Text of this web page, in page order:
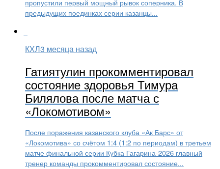
пропустили первый мощный рывок соперника. В
предыдущих поединках серии казанцы...
КХЛ3 месяца назад
Гатиятулин прокомментировал
состояние здоровья Тимура
Билялова после матча с
«Локомотивом»
После поражения казанского клуба «Ак Барс» от
«Локомотива» со счётом 1:4 (1:2 по периодам) в третьем
матче финальной серии Кубка Гагарина-2026 главный
тренер команды прокомментировал состояние...